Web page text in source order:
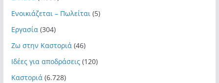
Ενοικιάζεται – Πωλείται(5)
Εργασία(304)
Ζω στην Καστοριά(46)
Ιδέες για αποδράσεις(120)
Καστοριά(6.728)